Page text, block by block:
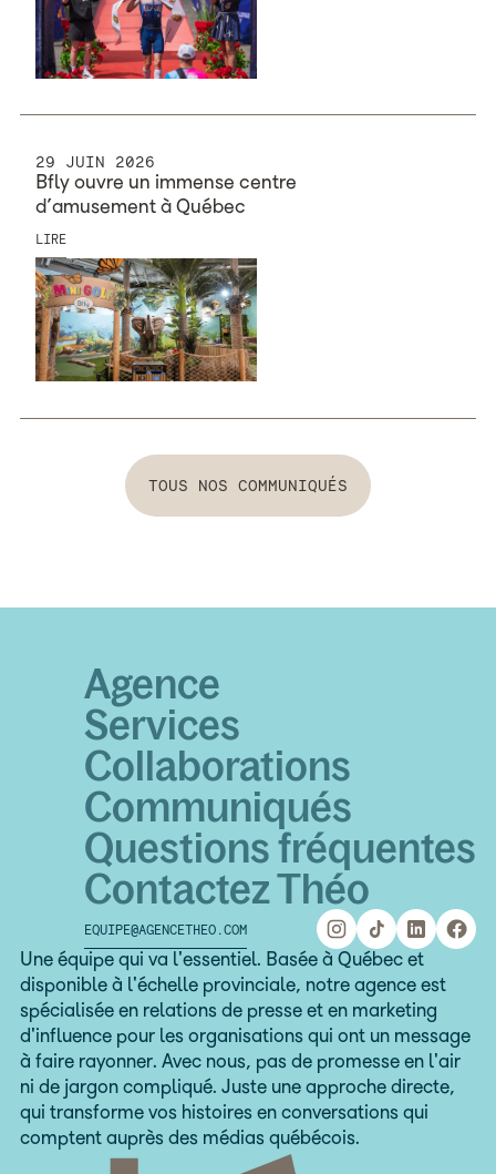
29 JUIN 2026
Bfly ouvre un immense centre
d’amusement à Québec
LIRE
Tous nos communiqués
TOUS NOS COMMUNIQUÉS
Une équipe qui va l'essentiel. Basée à Québec et
disponible à l'échelle provinciale, notre agence est
spécialisée en relations de presse et en marketing
d'influence pour les organisations qui ont un message
à faire rayonner. Avec nous, pas de promesse en l'air
ni de jargon compliqué. Juste une approche directe,
qui transforme vos histoires en conversations qui
comptent auprès des médias québécois.
Agence
Services
Collaborations
Communiqués
Questions fréquentes
Contactez Théo
EQUIPE@AGENCETHEO.COM
equipe@agencetheo.com